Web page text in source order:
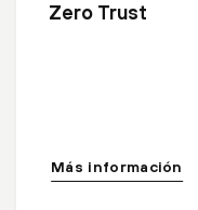
Zero Trust
Más información